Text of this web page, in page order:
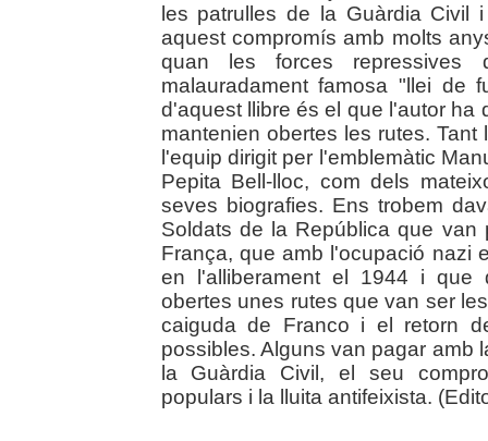
les patrulles de la Guàrdia Civil
aquest compromís amb molts
quan les forces repressives
malauradament famosa "llei de
d'aquest llibre és el que l'autor ha
mantenien obertes les rutes.
l'equip dirigit per l'emblemàtic
Pepita Bell-lloc, com dels
seves biografies. Ens trobem
Soldats de la República que
França, que amb l'ocupació nazi
en l'alliberament el 1944 i que
obertes unes rutes que van ser
caiguda de Franco i el retorn
possibles. Alguns van pagar amb
la Guàrdia Civil, el seu
populars i la lluita antifeixista.